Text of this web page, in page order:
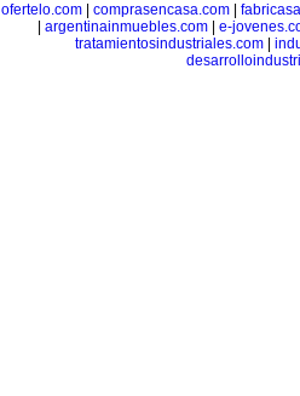
ofertelo.com| comprasencasa.com|
argentinainmuebles.com| e-
tratamientosindustriales.com